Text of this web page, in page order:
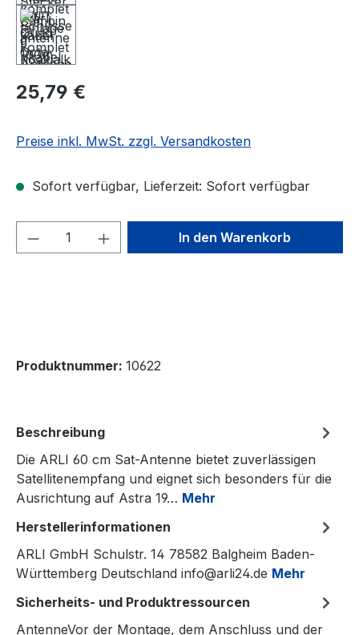
25,79 €
Preise inkl. MwSt. zzgl. Versandkosten
Sofort verfügbar, Lieferzeit: Sofort verfügbar
Produkt Anzahl: Gib denIn den Warenkorb
Produktnummer: 10622
Beschreibung
Die ARLI 60 cm Sat-Antenne bietet zuverlässigen
Satellitenempfang und eignet sich besonders für die
Ausrichtung auf Astra 19… Mehr
Herstellerinformationen
ARLI GmbH Schulstr. 14 78582 Balgheim Baden-
Württemberg Deutschland info@arli24.de Mehr
Sicherheits- und Produktressourcen
AntenneVor der Montage, dem Anschluss und der